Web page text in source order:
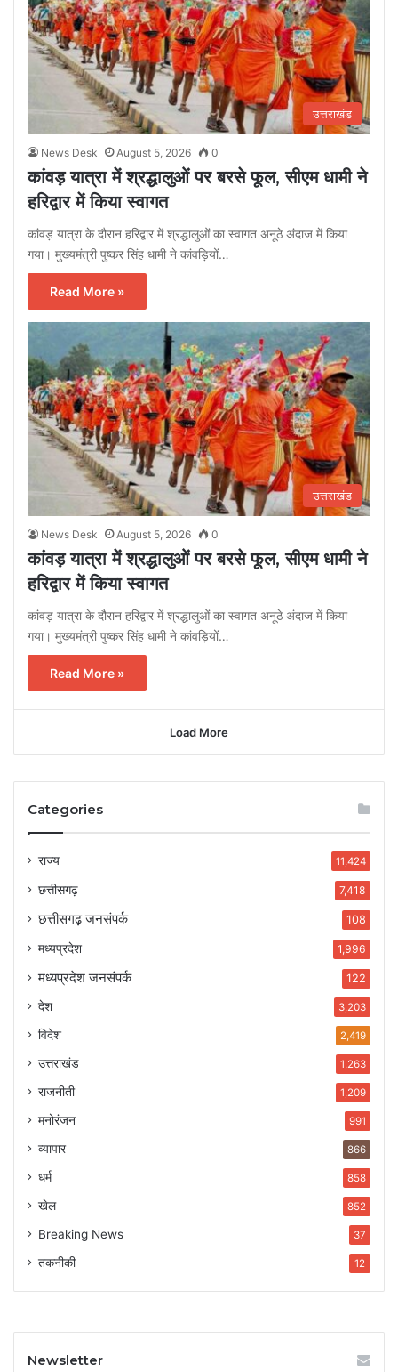
उत्तराखंड
News Desk August 5, 2026 0
कांवड़ यात्रा में श्रद्धालुओं पर बरसे फूल, सीएम धामी ने
हरिद्वार में किया स्वागत
कांवड़ यात्रा के दौरान हरिद्वार में श्रद्धालुओं का स्वागत अनूठे अंदाज में किया
गया। मुख्यमंत्री पुष्कर सिंह धामी ने कांवड़ियों…
Read More »
उत्तराखंड
News Desk August 5, 2026 0
कांवड़ यात्रा में श्रद्धालुओं पर बरसे फूल, सीएम धामी ने
हरिद्वार में किया स्वागत
कांवड़ यात्रा के दौरान हरिद्वार में श्रद्धालुओं का स्वागत अनूठे अंदाज में किया
गया। मुख्यमंत्री पुष्कर सिंह धामी ने कांवड़ियों…
Read More »
Load More
Categories
राज्य 11,424
छत्तीसगढ़ 7,418
छत्तीसगढ़ जनसंपर्क 108
मध्यप्रदेश 1,996
मध्यप्रदेश जनसंपर्क 122
देश 3,203
विदेश 2,419
उत्तराखंड 1,263
राजनीती 1,209
मनोरंजन 991
व्यापार 866
धर्म 858
खेल 852
Breaking News 37
तकनीकी 12
Newsletter